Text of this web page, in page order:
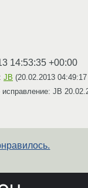
14:53:35 +00:00
JB (20.02.2013
JB